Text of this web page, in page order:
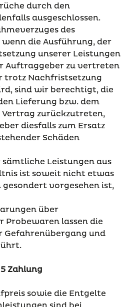
durch den
ausgeschlossen.
des
die Ausführung, der
unserer Leistungen
Auftraggeber zu vertreten
trotz Nachfristsetzung
sind wir berechtigt, die
Lieferung bzw. dem
zurückzutreten,
diesfalls zum Ersatz
Schäden
Leistungen aus
ist soweit nicht etwas
vorgesehen ist,
über
Probewaren lassen die
Gefahrenübergang und
Zahlung
sowie die Entgelte